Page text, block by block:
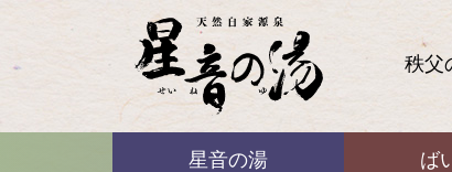
ばいえる
秩父
星音の湯 ば